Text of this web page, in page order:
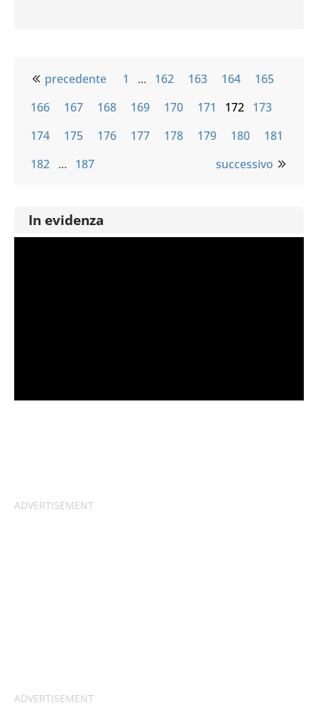
precedente 1 … 162 163 164
165
166
167 168 169 170 171 172 173
174
175 176 177 178 179 180
181
182 … 187 successivo
In evidenza